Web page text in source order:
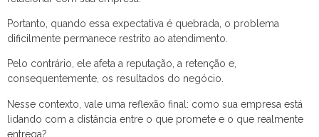
Portanto, quando essa expectativa é quebrada, o problema
dificilmente permanece restrito ao atendimento.
Pelo contrário, ele afeta a reputação, a retenção e,
consequentemente, os resultados do negócio.
Nesse contexto, vale uma reflexão final: como sua empresa está
lidando com a distância entre o que promete e o que realmente
entrega?